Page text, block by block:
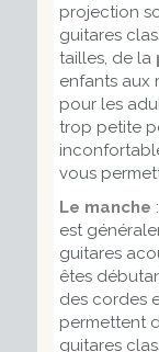
projection
guitares
tailles, de la
enfants aux
pour les
trop petite
vous
Le manche
est
guitares
êtes
des cordes
permettent
guitares